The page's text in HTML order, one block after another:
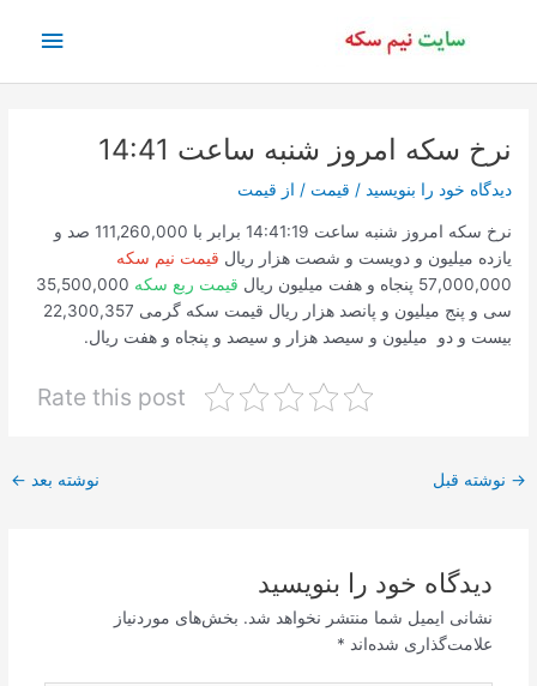
اصلی
نرخ سکه امروز شنبه ساعت 14:41
دیدگاه‌ خود را بنویسید / قیمت / از قیمت
نرخ سکه امروز شنبه ساعت 14:41:19 برابر با 111,260,000 صد و
یازده میلیون و دویست و شصت هزار ریال قیمت نیم سکه
57,000,000 پنجاه و هفت میلیون ریال
قیمت ربع سکه 35,500,000
سی و پنج میلیون و پانصد هزار ریال قیمت سکه گرمی 22,300,357
بیست و دو میلیون و سیصد هزار و سیصد و پنجاه و هفت ریال.
Rate this post
پیمایش
→ نوشته قبل نوشته بعد ←
دیدگاه‌ خود را بنویسید
نشانی ایمیل شما منتشر نخواهد شد. بخش‌های موردنیاز
علامت‌گذاری شده‌اند *